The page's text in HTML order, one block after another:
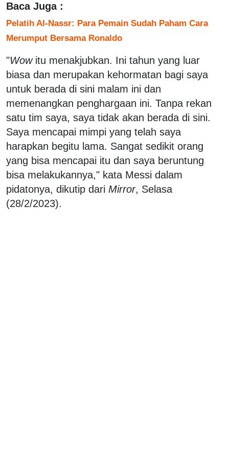
Baca Juga :
Pelatih Al-Nassr: Para Pemain Sudah Paham Cara
Merumput Bersama Ronaldo
"Wowitu menakjubkan. Ini tahun yang luar
biasa dan merupakan kehormatan bagi saya
untuk berada di sini malam ini dan
memenangkan penghargaan ini. Tanpa rekan
satu tim saya, saya tidak akan berada di sini.
Saya mencapai mimpi yang telah saya
harapkan begitu lama. Sangat sedikit orang
yang bisa mencapai itu dan saya beruntung
bisa melakukannya," kata Messi dalam
pidatonya, dikutip dari Mirror, Selasa
(28/2/2023).